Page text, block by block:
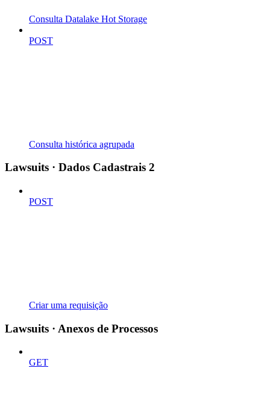
Consulta Datalake Hot Storage
POST
Consulta histórica agrupada
Lawsuits · Dados Cadastrais 2
POST
Criar uma requisição
Lawsuits · Anexos de Processos
GET